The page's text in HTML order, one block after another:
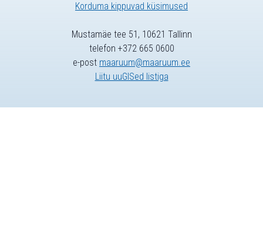
Korduma kippuvad küsimused
Mustamäe tee 51, 10621 Tallinn
telefon +372 665 0600
e-post maaruum@maaruum.ee
Liitu uuGISed listiga